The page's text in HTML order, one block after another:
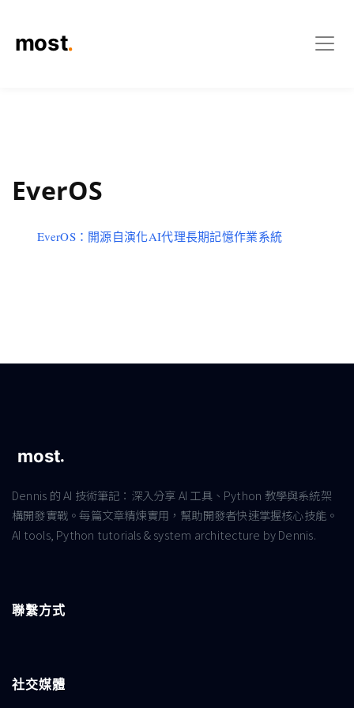
EverOS
EverOS：開源自演化AI代理長期記憶作業系統
Dennis 的 AI 技術筆記：深入分享 AI 工具、Python 教學與系統架
構開發實戰。每篇文章精煉實用，幫助開發者快速掌握核心技能。
AI tools, Python tutorials & system architecture by Dennis.
聯繫方式
社交媒體